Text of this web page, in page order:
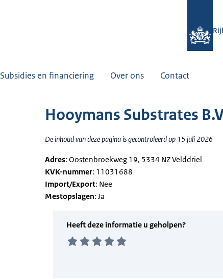
Subsidies en financiering Over ons Contact
Hooymans Substrates
De inhoud van deze pagina is gecontroleerd op 15 juli 2026
Adres: Oostenbroekweg 19, 5334 NZ Velddriel
KVK-nummer: 11031688
Import/Export: Nee
Mestopslagen: Ja